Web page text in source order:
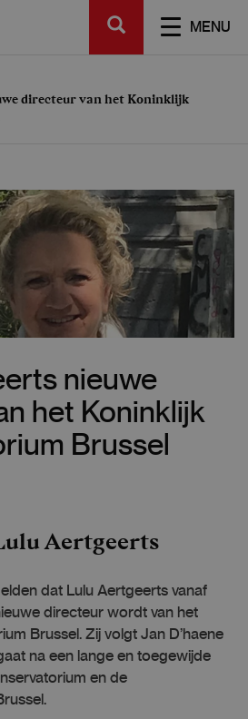
MENU
SEARCH
directeur van het Koninklijk
nieuwe
het Koninklijk
Brussel
Aertgeerts
dat Lulu Aertgeerts vanaf
directeur wordt van het
Brussel. Zij volgt Jan D’haene
na een lange en toegewijde
en de